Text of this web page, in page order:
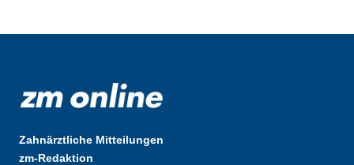
Zahnärztliche Mitteilungen
zm-Redaktion